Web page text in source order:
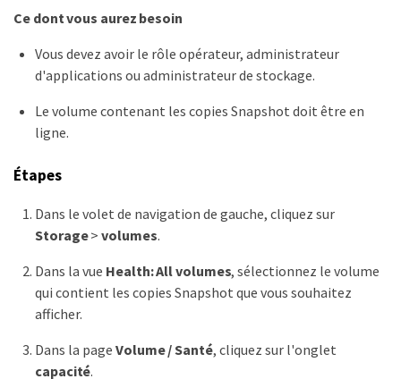
Ce dont vous aurez besoin
Vous devez avoir le rôle opérateur, administrateur
d'applications ou administrateur de stockage.
Le volume contenant les copies Snapshot doit être en
ligne.
Étapes
Dans le volet de navigation de gauche, cliquez sur
Storage>volumes.
Dans la vue Health: All volumes, sélectionnez le volume
qui contient les copies Snapshot que vous souhaitez
afficher.
Dans la page Volume / Santé, cliquez sur l'onglet
capacité.